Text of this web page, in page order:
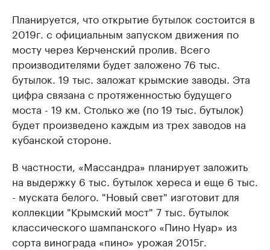
Планируется, что открытие бутылок состоится в
2019г. с официальным запуском движения по
мосту через Керченский пролив. Всего
производителями будет заложено 76 тыс.
бутылок. 19 тыс. заложат крымские заводы. Эта
цифра связана с протяженностью будущего
моста - 19 км. Столько же (по 19 тыс. бутылок)
будет произведено каждым из трех заводов на
кубанской стороне.
В частности, «Массандра» планирует заложить
на выдержку 6 тыс. бутылок хереса и еще 6 тыс.
- муската белого. "Новый свет" изготовит для
коллекции "Крымский мост" 7 тыс. бутылок
классического шампанского «Пино Нуар» из
сорта винограда «пино» урожая 2015г.